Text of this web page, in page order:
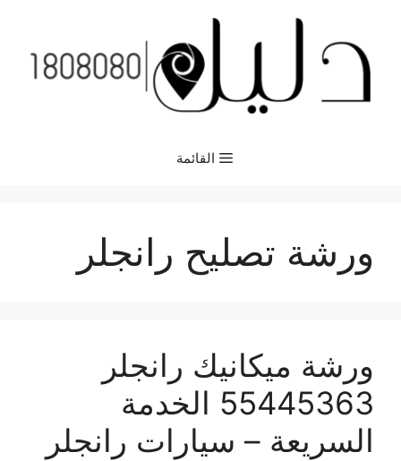
المحتوى
القائمة
ورشة تصليح رانجلر
ورشة ميكانيك رانجلر
55445363 الخدمة
السريعة – سيارات رانجلر